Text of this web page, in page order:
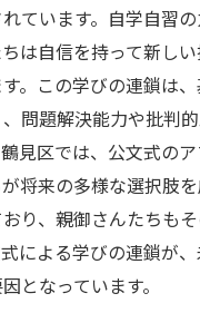
ています。自学自習
は自信を持って新し
。この学びの連鎖は
問題解決能力や批判
見区では、公文式の
将来の多様な選択肢
り、親御さんたちも
による学びの連鎖が
となっています。